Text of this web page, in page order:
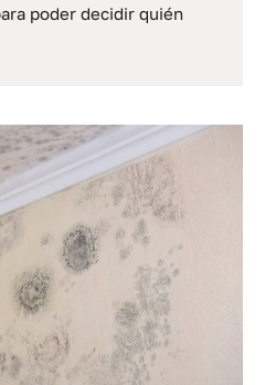
poder decidir quién